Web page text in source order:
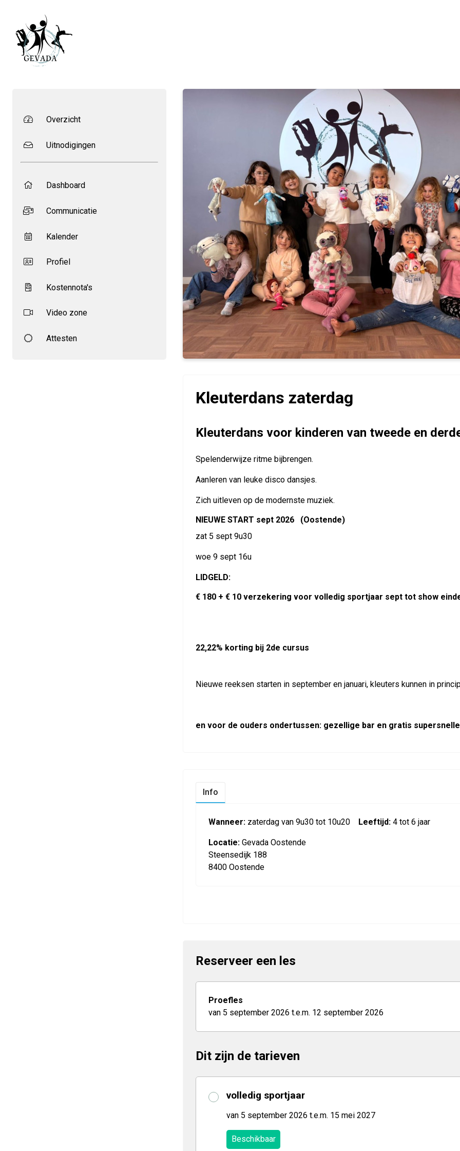
Overzicht
Uitnodigingen
Dashboard
Communicatie
Kalender
Profiel
Kostennota's
Video zone
Attesten
Kleuterdans zaterdag
Kleuterdans voor kinderen van tweede en
Spelenderwijze ritme bijbrengen.
Aanleren van leuke disco dansjes.
Zich uitleven op de modernste muziek.
NIEUWE START sept 2026 (Oostende)
zat 5 sept 9u30
woe 9 sept 16u
LIDGELD:
€ 180 + € 10 verzekering voor volledig sportjaar sept tot show
22,22% korting bij 2de cursus
Nieuwe reeksen starten in september en januari, kleuters kunnen in
en voor de ouders ondertussen: gezellige bar en gratis supersnelle
Info
Wanneer: zaterdag van 9u30 tot 10u20 Leeftijd: 4 tot 6 jaar
Locatie: Gevada Oostende
Steensedijk 188
8400 Oostende
Reserveer een les
Proefles
van 5 september 2026 t.e.m. 12 september 2026
Dit zijn de tarieven
volledig sportjaar
van 5 september 2026 t.e.m. 15 mei 2027
Beschikbaar